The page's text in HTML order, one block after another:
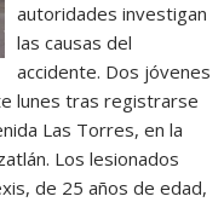
autoridades investigan
las causas del
accidente. Dos jóvenes
lunes tras registrarse
Las Torres, en la
Los lesionados
de 25 años de edad,